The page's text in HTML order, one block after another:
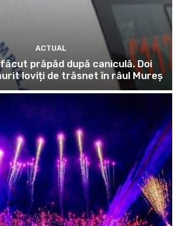
ACTUAL
prăpăd după caniculă. Doi
loviți de trăsnet în râul Mureș